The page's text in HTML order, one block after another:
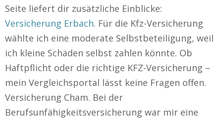
Seite liefert dir zusätzliche Einblicke:
Versicherung Erbach. Für die Kfz-Versicherung
wählte ich eine moderate Selbstbeteiligung, weil
ich kleine Schäden selbst zahlen könnte. Ob
Haftpflicht oder die richtige KFZ-Versicherung –
mein Vergleichsportal lässt keine Fragen offen.
Versicherung Cham. Bei der
Berufsunfähigkeitsversicherung war mir eine